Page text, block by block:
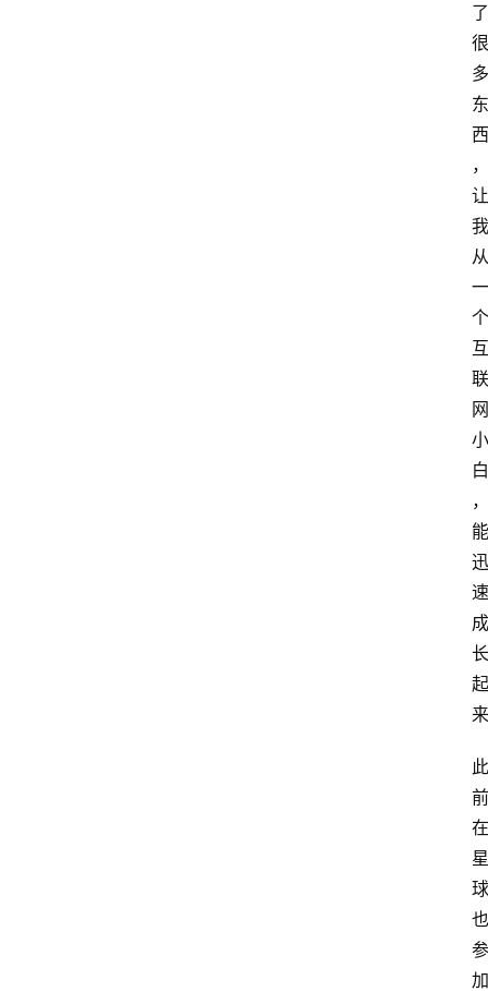
了
很
多
东
西
，
让
我
从
一
个
互
联
网
小
白
，
能
迅
速
成
长
起
来
此
前
在
星
球
也
参
加